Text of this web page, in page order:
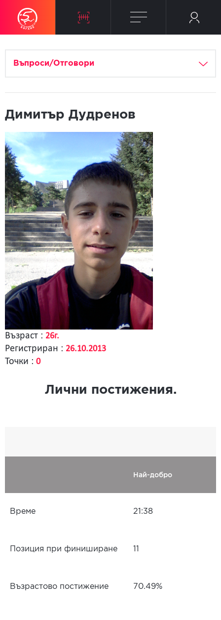
Въпроси/Отговори
Димитър Дудренов
Възраст : 26г.
Регистриран : 26.10.2013
Точки : 0
Лични постижения.
Най-добро
Време 21:38
Позиция при финиширане
Възрастово постижение 70.49%